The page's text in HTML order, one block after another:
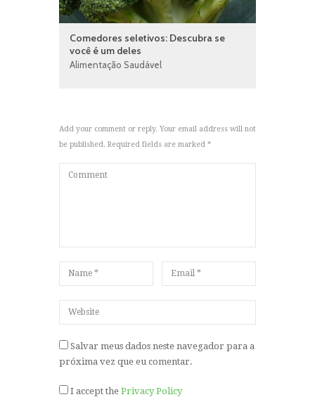
Comedores seletivos: Descubra se
você é um deles
Alimentação Saudável
Add your comment or reply. Your email address will not
be published. Required fields are marked *
Salvar meus dados neste navegador para a
próxima vez que eu comentar.
I accept the Privacy Policy